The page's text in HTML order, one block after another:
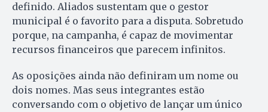
definido. Aliados sustentam que o gestor
municipal é o favorito para a disputa. Sobretudo
porque, na campanha, é capaz de movimentar
recursos financeiros que parecem infinitos.
As oposições ainda não definiram um nome ou
dois nomes. Mas seus integrantes estão
conversando com o objetivo de lançar um único